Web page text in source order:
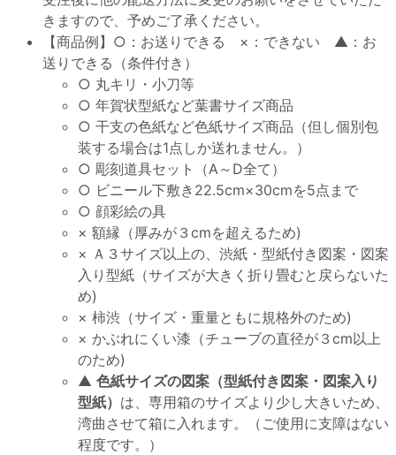
きますので、予めご了承ください。
【商品例】○：お送りできる ×：できない ▲：お
送りできる（条件付き）
○ 丸キリ・小刀等
○ 年賀状型紙など葉書サイズ商品
○ 干支の色紙など色紙サイズ商品（但し個別包
装する場合は1点しか送れません。）
○ 彫刻道具セット（A～D全て）
○ ビニール下敷き22.5cm×30cmを5点まで
○ 顔彩絵の具
× 額縁（厚みが３cmを超えるため)
× Ａ３サイズ以上の、渋紙・型紙付き図案・図案
入り型紙（サイズが大きく折り畳むと戻らないた
め)
× 柿渋（サイズ・重量ともに規格外のため)
× かぶれにくい漆（チューブの直径が３cm以上
のため)
▲ 色紙サイズの図案（型紙付き図案・図案入り
型紙） は、専用箱のサイズより少し大きいため、
湾曲させて箱に入れます。（ご使用に支障はない
程度です。）